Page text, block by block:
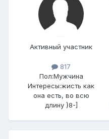
Активный участник
817
Пол:Мужчина
Интересы:жисть как
она есть, во всю
длину }8-]